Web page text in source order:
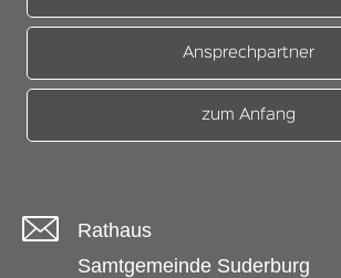
Ansprechpartner
zum Anfang
Rathaus
Samtgemeinde Suderburg